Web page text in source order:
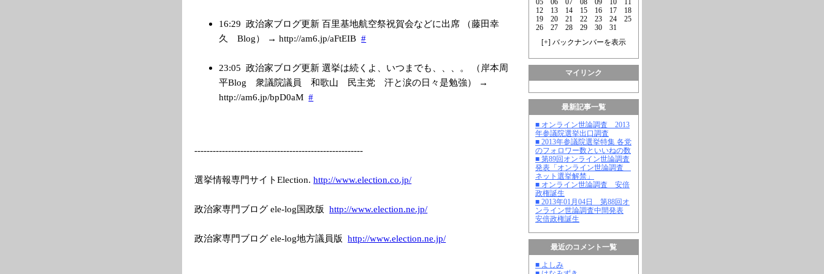
12
13 14 15 16 17
18
19
20 21 22 23 24
25
26
27 28 29 30
31
[+] バックナンバーを表示
マイリンク
最新記事一覧
■ オンライン世論調査 2013
年参議院選挙出口調査
■ 2013年参議院選挙特集 各党
のフォロワー数といいねの数
■ 第89回オンライン世論調査
発表「オンライン世論調査
ネット選挙解禁」
■ オンライン世論調査 安倍
政権誕生
■ 2013年01月04日 第88回オ
ンライン世論調査中間発表
安倍政権誕生
最近のコメント一覧
■ よしみ
16:29 政治家ブログ更新 百里基地航空祭祝賀会などに出席 （藤田幸
久 Blog） → http://am6.jp/aFtEIB #
23:05 政治家ブログ更新 選挙は続くよ、いつまでも、、、。 （岸本周
平Blog 衆議院議員 和歌山 民主党 汗と涙の日々是勉強） →
http://am6.jp/bpD0aM #
-------------------------------------------------------
選挙情報専門サイトElection.http://www.election.co.jp/
政治家専門ブログ ele-log国政版http://www.election.ne.jp/
政治家専門ブログ ele-log地方議員版http://www.election.ne.jp/